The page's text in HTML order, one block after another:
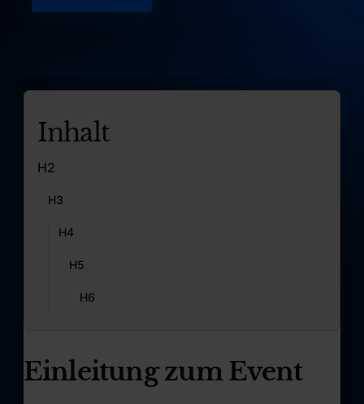
Inhalt
H2
H3
H4
H5
H6
Einleitung zum Event